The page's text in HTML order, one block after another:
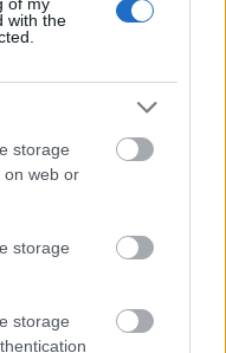
with the
storage
on web or
storage
storage